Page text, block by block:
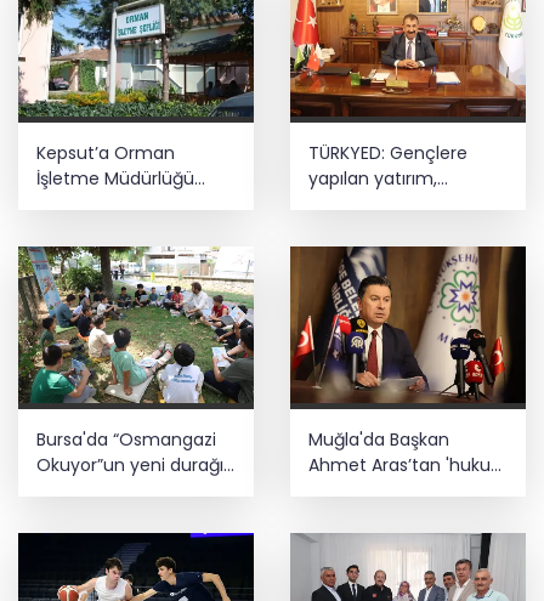
Kepsut’a Orman
İşletme Müdürlüğü
TÜRKYED: Gençlere
yapılan yatırım,
Bursa'da “Osmangazi
Okuyor”un yeni durağı
Yeniceabat oldu
Muğla'da Başkan
Ahmet Aras’tan 'hukuk
müşavirliği' açıklaması